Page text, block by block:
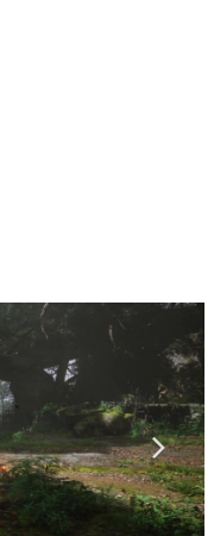
く、硬派で骨太な評論連載
」… ゲームにまつわる言葉
ューター文化史研究家・タ